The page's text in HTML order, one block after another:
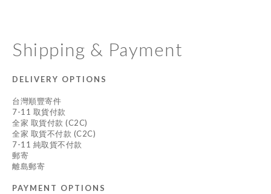
Shipping & Payment
DELIVERY OPTIONS
台灣順豐寄件
7-11 取貨付款
全家 取貨付款 (C2C)
全家 取貨不付款 (C2C)
7-11 純取貨不付款
郵寄
離島郵寄
PAYMENT OPTIONS